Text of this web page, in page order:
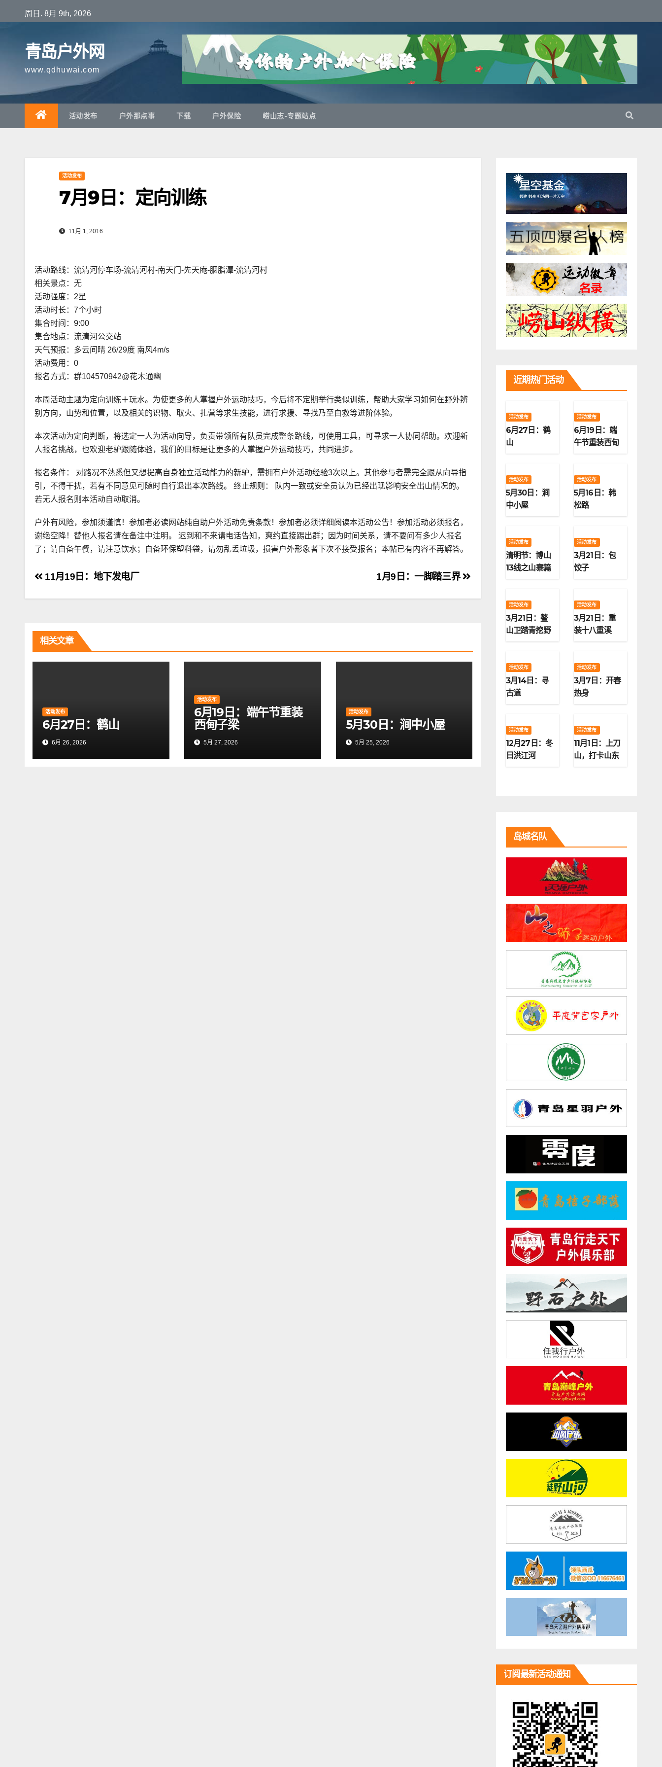
至
周日. 8月 9th, 2026
青岛户外网
www.qdhuwai.com
活动发布 户外那点事 下载 户外保险 崂山志-专题站点
活动发布
7月9日：定向训练
11月 1, 2016
活动路线：流清河停车场-流清河村-南天门-先天庵-胭脂潭-流清河村
相关景点：无
活动强度：2星
活动时长：7个小时
集合时间：9:00
集合地点：流清河公交站
天气预报：多云间晴 26/29度 南风4m/s
活动费用：0
报名方式：群104570942@花木通幽
本周活动主题为定向训练＋玩水。为使更多的人掌握户外运动技巧，今后将不定期举行类似训练，帮助大家学习如何在野外辨
别方向，山势和位置，以及相关的识物、取火、扎营等求生技能，进行求援、寻找乃至自救等进阶体验。
本次活动为定向判断，将选定一人为活动向导，负责带领所有队员完成整条路线，可使用工具，可寻求一人协同帮助。欢迎新
人报名挑战，也欢迎老驴跟随体验，我们的目标是让更多的人掌握户外运动技巧，共同进步。
报名条件： 对路况不熟悉但又想提高自身独立活动能力的新驴，需拥有户外活动经验3次以上。其他参与者需完全跟从向导指
引，不得干扰，若有不同意见可随时自行退出本次路线。 终止规则： 队内一致或安全员认为已经出现影响安全出山情况的。
若无人报名则本活动自动取消。
户外有风险，参加须谨慎！参加者必读网站纯自助户外活动免责条款！参加者必须详细阅读本活动公告！参加活动必须报名，
谢绝空降！替他人报名请在备注中注明。 迟到和不来请电话告知，爽约直接踢出群；因为时间关系，请不要问有多少人报名
了；请自备午餐，请注意饮水；自备环保塑料袋，请勿乱丢垃圾，损害户外形象者下次不接受报名；本帖已有内容不再解答。
文
章
航
1月9日：一脚踏三界
11月19日：地下发电厂
相关文章
活动发布
6月27日：鹤山
6月 26, 2026
活动发布
6月19日：端午节重装
西甸子梁
5月 27, 2026
活动发布
5月30日：涧中小屋
5月 25, 2026
近期热门活动
活动发布
6月27日：鹤
山
活动发布
6月19日：端
午节重装西甸
活动发布
5月30日：涧
中小屋
活动发布
5月16日：韩
松路
活动发布
清明节：博山
13线之山寨篇
活动发布
3月21日：包
饺子
活动发布
3月21日：鳌
山卫踏青挖野
活动发布
3月21日：重
装十八重溪
活动发布
3月14日：寻
古道
活动发布
3月7日：开春
热身
活动发布
12月27日：冬
日洪江河
活动发布
11月1日：上刀
山，打卡山东
岛城名队
订阅最新活动通知